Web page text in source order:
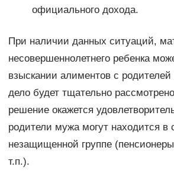
официального дохода.
При наличии данных ситуаций,
несовершеннолетнего ребенка
взыскании алиментов с
дело будет тщательно
решение окажется
родители мужа могут находится в
незащищенной группе
т.п.).